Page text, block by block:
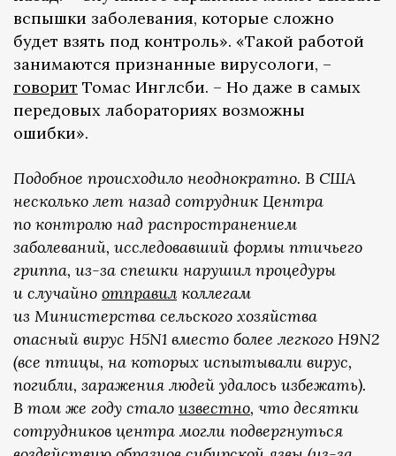
вспышки заболевания, которые сложно
будет взять под контроль». «Такой работой
занимаются признанные вирусологи, –
говорит Томас Инглсби. – Но даже в самых
передовых лабораториях возможны
ошибки».
Подобное происходило неоднократно. В США
несколько лет назад сотрудник Центра
по контролю над распространением
заболеваний, исследовавший формы птичьего
гриппа, из-за спешки нарушил процедуры
и случайно отправилколлегам
из Министерства сельского хозяйства
опасный вирус H5N1 вместо более легкого H9N2
(все птицы, на которых испытывали вирус,
погибли, заражения людей удалось избежать).
В том же году стало известно, что десятки
сотрудников центра могли подвергнуться